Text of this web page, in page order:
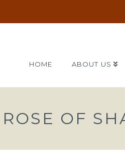
HOME ABOUT US
OF